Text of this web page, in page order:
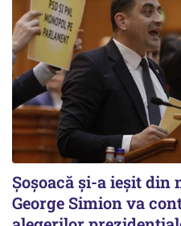
Șoșoacă și-a ieșit
George Simion va